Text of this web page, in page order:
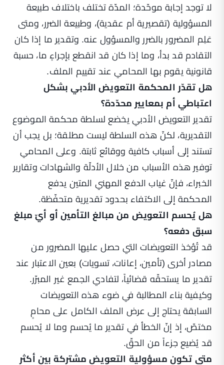
لا توجد إجابة موحّدة؛ المدّة تختلف باختلاف طبيعة
المسؤولية (تقصيرية أم عقدية)، وطبيعة الضرر، ومتى
عَلِم المضرور بالضرر والمسؤول عنه. وتقدير ما إذا كان
التقادم قد بدأ، وما إذا كان قد انقطع بإجراءٍ ما، حسبة
قانونية يقوم بها المحامي عند تقييم الملف.
هل تقدّر المحكمة التعويض الأدبي بشكل
اعتباطي أم بمعايير محدّدة؟
تقدير التعويض الأدبي يخضع لسلطة محكمة الموضوع
التقديرية، لكنّ هذه السلطة ليست مطلقة؛ بل يجب أن
تستند إلى أسباب كافية ووقائع ثابتة. وعلى المحامي
توفير هذه الأسباب من خلال الأدلّة والشهادات وتقارير
الخبراء، فإنّ غياب الدفع المهني المتين يدفع
المحكمة إلى الاكتفاء بحدود تقديرية متحفّظة.
هل يُحسم التعويض من مبالغ التأمين أو أيّ مبلغ
سبق دفعه؟
قد تُؤخذ التعويضات التي حصل عليها المضرور من
مصادر أخرى (تأمين، إعانات، تسويات) بعين الاعتبار عند
تقدير ما يستحقّه قضائياً، لتفادي الجمع غير المبرّر.
وكيفية بناء المطالبة في ضوء هذه التعويضات
السابقة يحتاج إلى عرض الملف الكامل على محامٍ
مختصّ، إذ إنّ الخطأ في تقدير ما يُحسم وما لا يُحسم
قد يُضيع جزءاً من الحقّ.
متى تكون مسؤولية التعويض مشتركة بين أكثر